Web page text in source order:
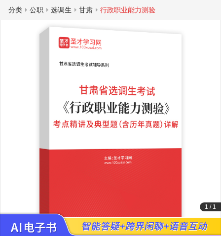
分类 公职 选调生 甘肃 行政职业能力测验
1 / 1